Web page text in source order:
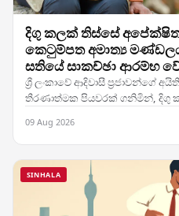
දිගු කලක් තිස්සේ
කෙටුම්පත අමාත්‍ය
සතියේ සාකච්ඡා ආරම්භ
ශ්‍රී ලංකාවේ ආදිවාසී ප්‍රජාවන්ගේ
තීරණාත්මක පියවරක් ගනිමින්, දිගු
09 Aug 2026
SINHALA